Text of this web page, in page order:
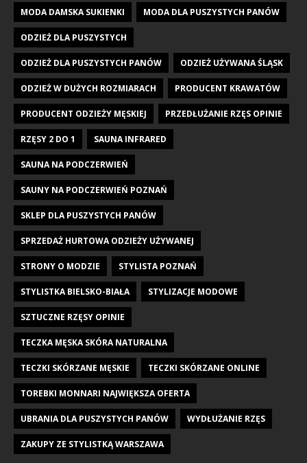
MODA DAMSKA SUKIENKI MODA DLA PUSZYSTYCH PANÓW
ODZIEŻ DLA PUSZYSTYCH
ODZIEŻ DLA PUSZYSTYCH PANÓW ODZIEŻ UŻYWANA ŚLĄSK
ODZIEŻ W DUŻYCH ROZMIARACH PRODUCENT KRAWATÓW
PRODUCENT ODZIEŻY MĘSKIEJ PRZEDŁUŻANIE RZĘS OPINIE
RZĘSY 2 DO 1 SAUNA INFRARED
SAUNA NA PODCZERWIEŃ
SAUNY NA PODCZERWIEŃ POZNAŃ
SKLEP DLA PUSZYSTYCH PANÓW
SPRZEDAŻ HURTOWA ODZIEŻY UŻYWANEJ
STRONY O MODZIE STYLISTA POZNAŃ
STYLISTKA BIELSKO-BIAŁA STYLIZACJE MODOWE
SZTUCZNE RZĘSY OPINIE
TECZKA MĘSKA SKÓRA NATURALNA
TECZKI SKÓRZANE MĘSKIE TECZKI SKÓRZANE ONLINE
TOREBKI MONNARI NAJWIĘKSZA OFERTA
UBRANIA DLA PUSZYSTYCH PANÓW WYDŁUŻANIE RZĘS
ZAKUPY ZE STYLISTKĄ WARSZAWA